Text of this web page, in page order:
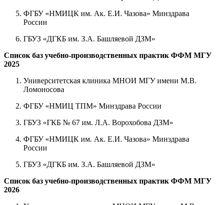
ФГБУ «НМИЦК им. Ак. Е.И. Чазова» Минздрава
России
ГБУЗ «ДГКБ им. З.А. Башляевой ДЗМ»
Список баз учебно-производственных практик ФФМ МГУ
2025
Университетская клиника МНОИ МГУ имени М.В.
Ломоносова
ФГБУ «НМИЦ ТПМ» Минздрава России
ГБУЗ «ГКБ № 67 им. Л.А. Ворохобова ДЗМ»
ФГБУ «НМИЦК им. Ак. Е.И. Чазова» Минздрава
России
ГБУЗ «ДГКБ им. З.А. Башляевой ДЗМ»
Список баз учебно-производственных практик ФФМ МГУ
2026